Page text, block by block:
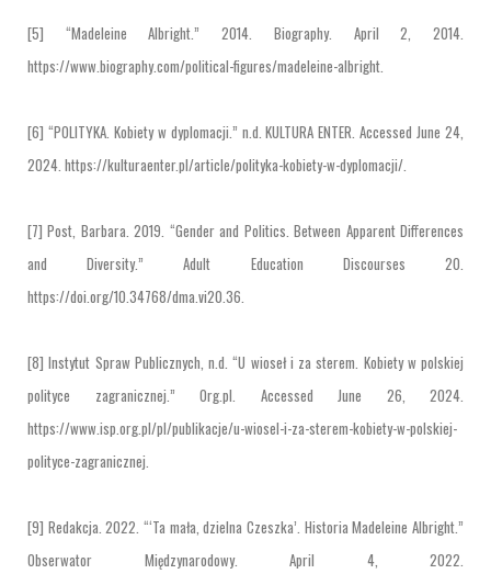
[5] “Madeleine Albright.” 2014. Biography. April 2, 2014.
https://www.biography.com/political-figures/madeleine-albright.
[6] “POLITYKA. Kobiety w dyplomacji.” n.d. KULTURA ENTER. Accessed June 24,
2024. https://kulturaenter.pl/article/polityka-kobiety-w-dyplomacji/.
[7] Post, Barbara. 2019. “Gender and Politics. Between Apparent Differences
and Diversity.” Adult Education Discourses 20.
https://doi.org/10.34768/dma.vi20.36.
[8] Instytut Spraw Publicznych, n.d. “U wioseł i za sterem. Kobiety w polskiej
polityce zagranicznej.” Org.pl. Accessed June 26, 2024.
https://www.isp.org.pl/pl/publikacje/u-wiosel-i-za-sterem-kobiety-w-polskiej-
polityce-zagranicznej.
[9] Redakcja. 2022. “‘Ta mała, dzielna Czeszka’. Historia Madeleine Albright.”
Obserwator Międzynarodowy. April 4, 2022.